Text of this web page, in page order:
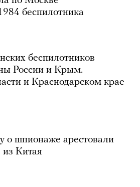
беспилотника
беспилотников
России и Крым.
и Краснодарском крае
о шпионаже арестовали
Китая